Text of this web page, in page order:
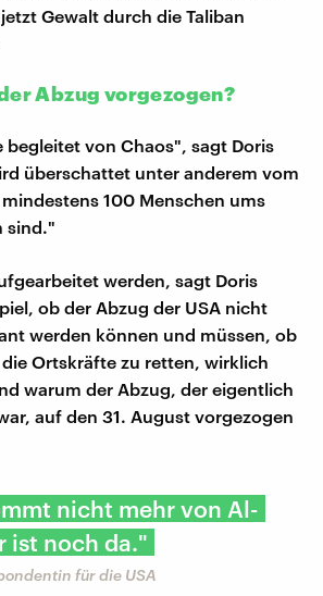
Gewalt durch die Taliban
Abzug vorgezogen?
begleitet von Chaos", sagt Doris
überschattet unter anderem vom
100 Menschen ums
sind."
werden, sagt Doris
ob der Abzug der USA nicht
werden können und müssen, ob
Ortskräfte zu retten, wirklich
warum der Abzug, der eigentlich
auf den 31. August vorgezogen
nicht mehr von Al-
ist noch da."
für die USA